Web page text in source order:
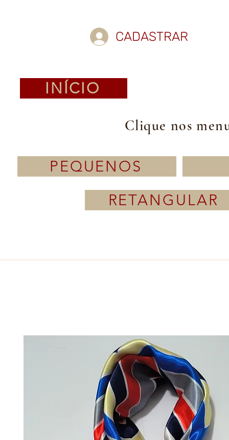
CADASTRAR
INÍCIO
Clique nos
PEQUENOS
RETANGULAR